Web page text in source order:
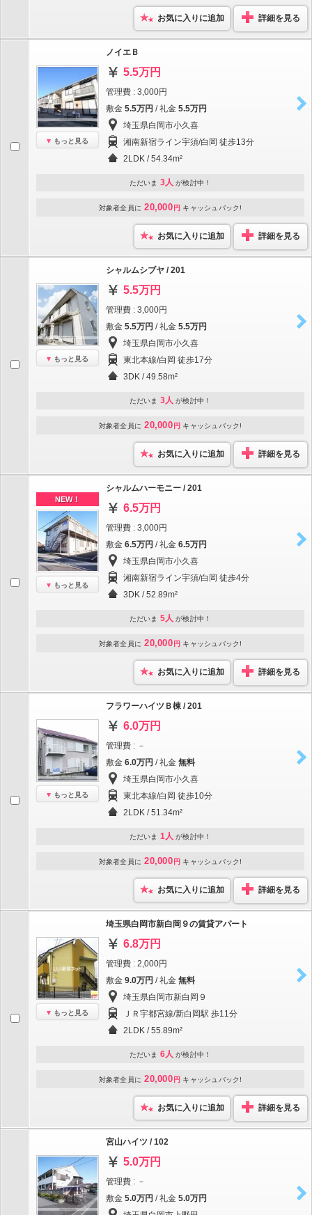
お気に入りに追加 詳細を見る
もっと見る
ノイエＢ
5.5万円
管理費 : 3,000円
敷金 5.5万円 / 礼金 5.5万円
埼玉県白岡市小久喜
湘南新宿ライン宇須/白岡 徒歩13分
2LDK / 54.34m²
ただいま 3人 が検討中！
対象者全員に 20,000 円 キャッシュバック!
お気に入りに追加 詳細を見る
もっと見る
シャルムシブヤ / 201
5.5万円
管理費 : 3,000円
敷金 5.5万円 / 礼金 5.5万円
埼玉県白岡市小久喜
東北本線/白岡 徒歩17分
3DK / 49.58m²
ただいま 3人 が検討中！
対象者全員に 20,000 円 キャッシュバック!
お気に入りに追加 詳細を見る
NEW！
もっと見る
シャルムハーモニー / 201
6.5万円
管理費 : 3,000円
敷金 6.5万円 / 礼金 6.5万円
埼玉県白岡市小久喜
湘南新宿ライン宇須/白岡 徒歩4分
3DK / 52.89m²
ただいま 5人 が検討中！
対象者全員に 20,000 円 キャッシュバック!
お気に入りに追加 詳細を見る
もっと見る
フラワーハイツＢ棟 / 201
6.0万円
管理費 : －
敷金 6.0万円 / 礼金 無料
埼玉県白岡市小久喜
東北本線/白岡 徒歩10分
2LDK / 51.34m²
ただいま 1人 が検討中！
対象者全員に 20,000 円 キャッシュバック!
お気に入りに追加 詳細を見る
もっと見る
埼玉県白岡市新白岡９の賃貸アパート
6.8万円
管理費 : 2,000円
敷金 9.0万円 / 礼金 無料
埼玉県白岡市新白岡９
ＪＲ宇都宮線/新白岡駅 歩11分
2LDK / 55.89m²
ただいま 6人 が検討中！
対象者全員に 20,000 円 キャッシュバック!
お気に入りに追加 詳細を見る
宮山ハイツ / 102
5.0万円
管理費 : －
敷金 5.0万円 / 礼金 5.0万円